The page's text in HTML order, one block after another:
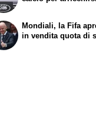
Mondiali, la Fifa
in vendita quota di